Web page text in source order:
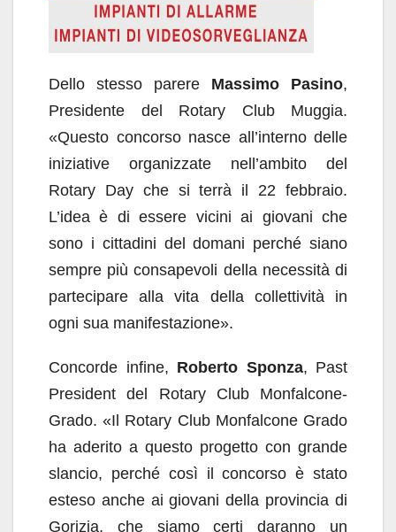
Dello stesso parere Massimo Pasino,
Presidente del Rotary Club Muggia.
«Questo concorso nasce all’interno delle
iniziative organizzate nell’ambito del
Rotary Day che si terrà il 22 febbraio.
L’idea è di essere vicini ai giovani che
sono i cittadini del domani perché siano
sempre più consapevoli della necessità di
partecipare alla vita della collettività in
ogni sua manifestazione».
Concorde infine, Roberto Sponza, Past
President del Rotary Club Monfalcone-
Grado. «Il Rotary Club Monfalcone Grado
ha aderito a questo progetto con grande
slancio, perché così il concorso è stato
esteso anche ai giovani della provincia di
Gorizia, che siamo certi daranno un